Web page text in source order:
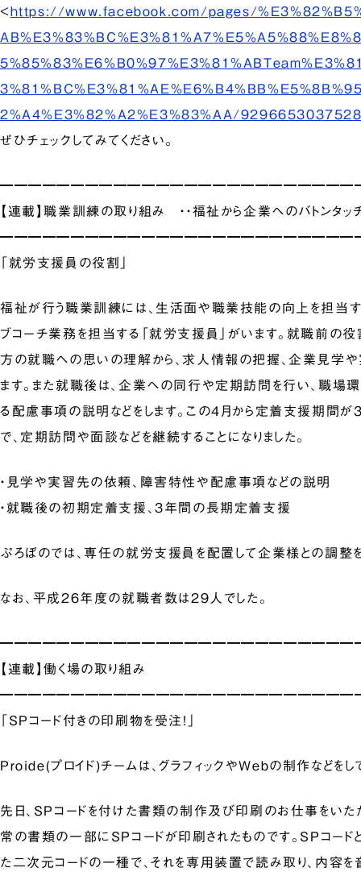
<https://www.facebook.com/pages/
2%A4%E3%82%A2%E3%83%AA/
ぜひチェックしてみてください。
【連載】職業訓練の取り組み ・・福祉から企業へのバトンタッ
「就労支援員の役割」
福祉が行う職業訓練には、生活面や職業技能の向上を担当す
ブコーチ業務を担当する「就労支援員」がいます。就職前の役
方の就職への思いの理解から、求人情報の把握、企業見学や
ます。また就職後は、企業への同行や定期訪問を行い、職場
る配慮事項の説明などをします。この4月から定着支援期間が
で、定期訪問や面談などを継続することになりました。
・見学や実習先の依頼、障害特性や配慮事項などの説明
・就職後の初期定着支援、3年間の長期定着支援
ぷろぼのでは、専任の就労支援員を配置して企業様との調整を
なお、平成26年度の就職者数は29人でした。
【連載】働く場の取り組み
「SPコード付きの印刷物を受注！」
Proide(プロイド)チームは、グラフィックやWebの制作などをし
先日、SPコードを付けた書類の制作及び印刷のお仕事をいた
常の書類の一部にSPコードが印刷されたものです。SPコード
た二次元コードの一種で、それを専用装置で読み取り、内容